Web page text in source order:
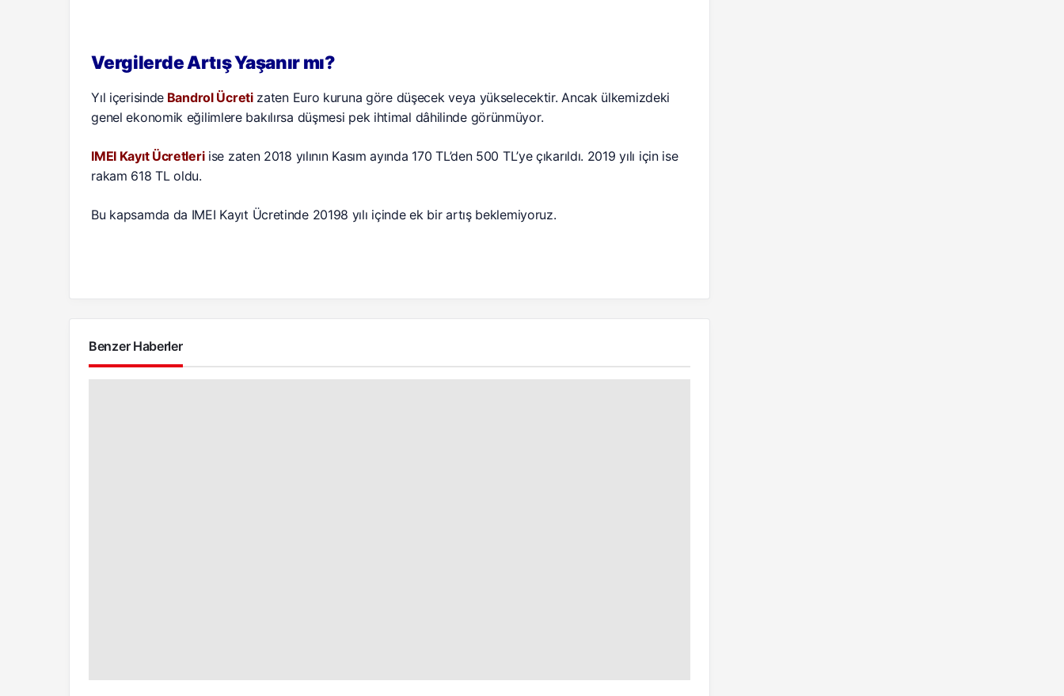
Vergilerde Artış Yaşanır mı?
Yıl içerisinde Bandrol Ücreti zaten Euro kuruna göre düşecek veya yükselecektir. Ancak ülkemizdeki
genel ekonomik eğilimlere bakılırsa düşmesi pek ihtimal dâhilinde görünmüyor.
IMEI Kayıt Ücretleri ise zaten 2018 yılının Kasım ayında 170 TL’den 500 TL’ye çıkarıldı. 2019 yılı için ise
rakam 618 TL oldu.
Bu kapsamda da IMEI Kayıt Ücretinde 20198 yılı içinde ek bir artış beklemiyoruz.
Benzer Haberler